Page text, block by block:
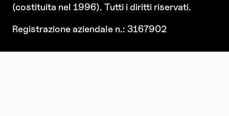
(costituita nel 1996). Tutti i diritti riservati.
Registrazione aziendale n.: 3167902